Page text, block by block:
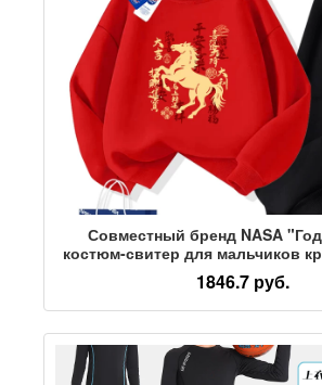
Совместный бренд NASA
костюм-свитер для мальчиков
плюс бархат, новинка 2026
спортивная одежда в западном
двойка
1846.7 руб.